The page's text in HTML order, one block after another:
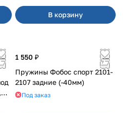
В корзину
1 550 ₽
Пружины Фобос спорт 2101-
2107 задние (-40мм)
Под заказ